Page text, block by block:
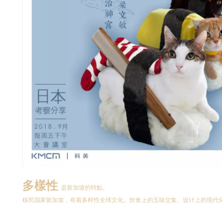
多樣性 是新加坡的特點。
移民国家新加坡，有着多样性全球文化。饮食上的五味交集、设计上的现代